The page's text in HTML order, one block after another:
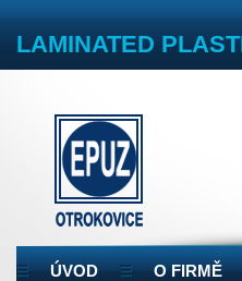
LAMINATED
ÚVOD O FIRMĚ